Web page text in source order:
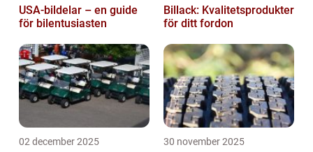
USA-bildelar – en guide
för bilentusiasten
Billack: Kvalitetsprodukter
för ditt fordon
02 december 2025 30 november 2025